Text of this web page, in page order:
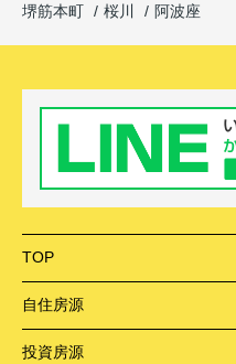
堺筋本町
桜川 阿波座
TOP
自住房源
投資房源